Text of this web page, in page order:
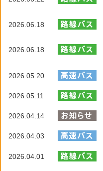
2026.06.18
2026.06.18
2026.05.20
2026.05.11
2026.04.14
2026.04.03
2026.04.01